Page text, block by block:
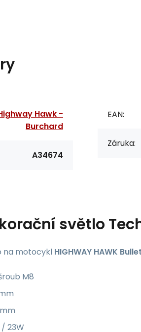
Hawk -
Burchard
A34674
EAN:
Záruka:
světlo
na motocykl HIGHWAY HAWK
M8
/ 23W